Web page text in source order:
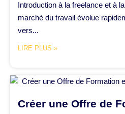
Introduction à la freelance et à
marché du travail évolue
vers...
LIRE PLUS »
Créer une Offre de